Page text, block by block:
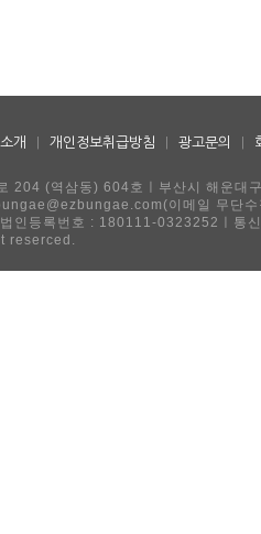
개 개인정보취급방침 광고문의
204 (역삼동) 604호ㅣ부산시 해운
이메일 무단수
인등록번호 : 180111-0323252ㅣ통
reserced.